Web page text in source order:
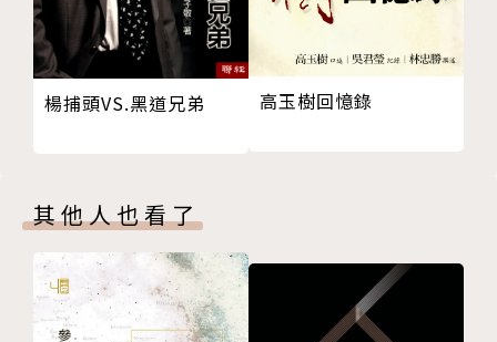
●印度河文明曾出現過都市文明，從摩亨佐─達羅與哈
拉帕遺跡中發現下城、穀倉和高丘，呈現出井然有序的
城市規劃痕跡。出土的滑石印章上的文字至今仍無法解
讀，依據其他文物推測或許印度河宗教可能為印度教的
●雅利安人最早創造了梵文，並用於宗教祭祀，屬於獻
祭的宗教。由他們產生的吠陀文化，衍生自西亞與中亞
的先祖，卻在印度建立了嚴密的社會結構和階級制度。
而種姓制度便是在這時期創造出來的。
古典印度文明形成期（西元前一八七至三二○年）
古典時期（三二○至六○○年）
古典印度文明晚期（六○○至一○○○年）
第六章 家庭、社會與政體
政體
第七章 心智
宗教
法律
科學
楊捕頭VS.黑道兄弟 高玉樹回憶錄
其他人也看了